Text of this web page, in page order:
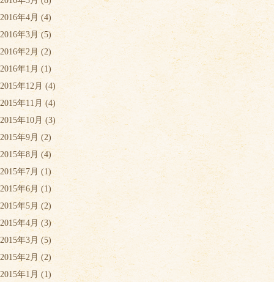
2016年4月 (4)
2016年3月(5)
2016年2月(2)
2016年1月 (1)
2015年12月 (4)
2015年11月 (4)
2015年10月 (3)
2015年9月 (2)
2015年8月 (4)
2015年7月 (1)
2015年6月 (1)
2015年5月(2)
2015年4月 (3)
2015年3月 (5)
2015年2月 (2)
2015年1月 (1)